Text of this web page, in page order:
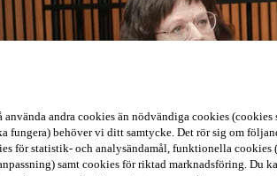
använda andra cookies än nödvändiga cookies (cookies
fungera) behöver vi ditt samtycke. Det rör sig om
för statistik- och analysändamål, funktionella
samt cookies för riktad marknadsföring. Du